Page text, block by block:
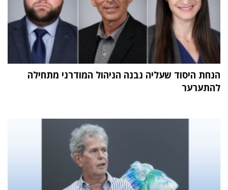
הנחת היסוד שעליה נבנה הניהול המודרני מתחילה
להתערער